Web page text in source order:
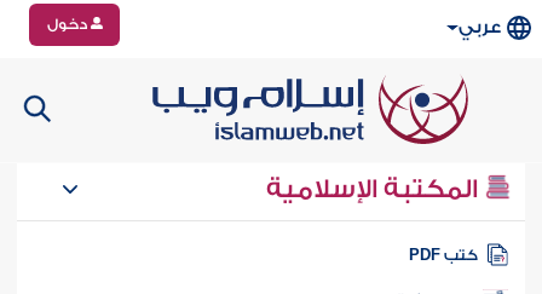
عربي دخول
المكتبة الإسلامية